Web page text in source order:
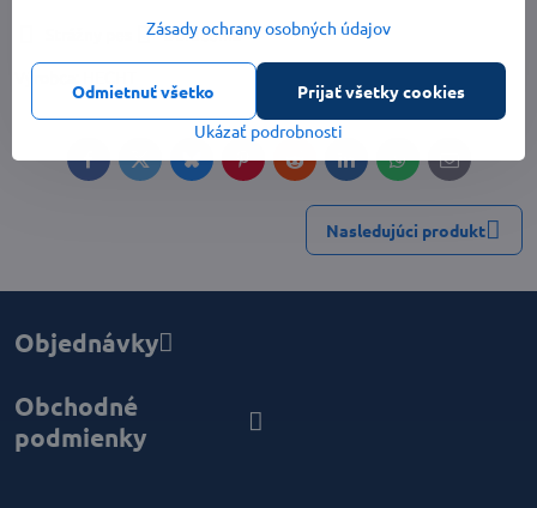
Doručenia
FacebookTwitterBlueskyPinterestRedditLinkedInWhatsApp
E-
mail
Nasledujúci produkt
Objednávky
Obchodné
podmienky
Zásady ochrany osobných údajov
Ukázať podrobnosti
Prijať všetky cookies
Odmietnuť všetko